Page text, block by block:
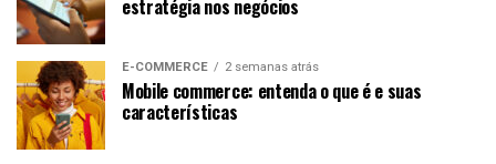
estratégia nos negócios
E-COMMERCE 2 semanas atrás
Mobile commerce: entenda o que é e suas
características